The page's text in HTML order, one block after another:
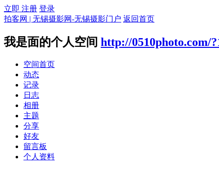
立即 注册 登录
拍客网 | 无锡摄影网-无锡摄影门户 返回首页
我是面的个人空间 http://0510photo.com/
空间首页
动态
记录
日志
相册
主题
分享
好友
留言板
个人资料